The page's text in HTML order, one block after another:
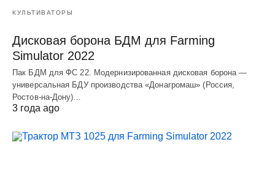
КУЛЬТИВАТОРЫ
Дисковая борона БДМ для Farming
Simulator 2022
Пак БДМ для ФС 22. Модернизированная дисковая борона —
универсальная БДУ производства «Донагромаш» (Россия,
Ростов-на-Дону)…
3 года ago